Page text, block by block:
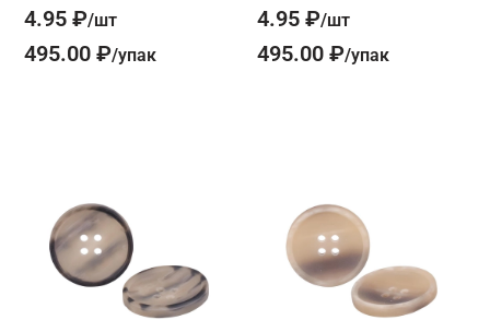
4.95 ₽
495.00 ₽
4.95 ₽
495.00 ₽